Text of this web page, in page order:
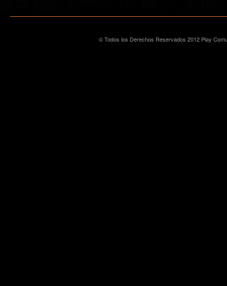
© Todos los Derechos Reservados 2012 Play